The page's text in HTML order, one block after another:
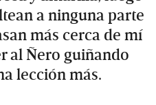
a ninguna parte
más cerca de mí
al Ñero guiñando
lección más.